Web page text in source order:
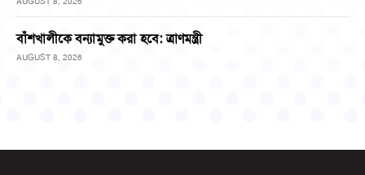
বাঁশখালীকে বন্যামুক্ত করা হবে: ত্রাণমন্ত্রী
AUGUST 8, 2026